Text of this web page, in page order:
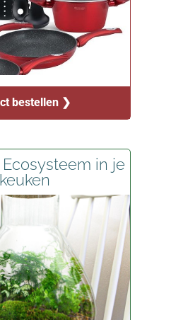
bestellen ❯
in je
keuken